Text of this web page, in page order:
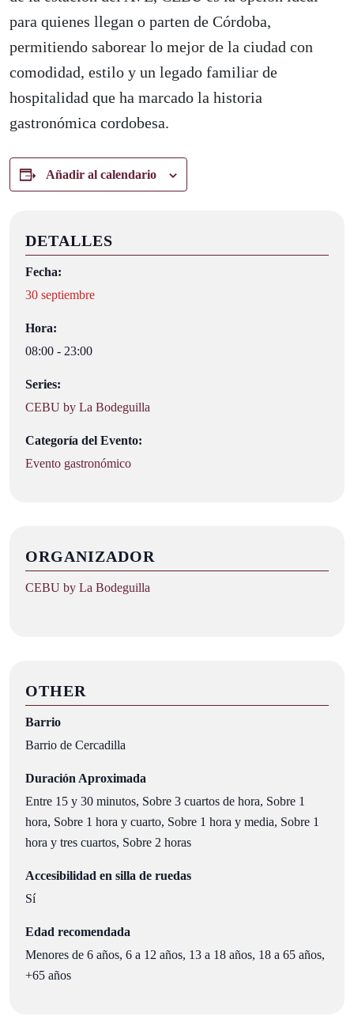
para quienes llegan o parten de Córdoba,
permitiendo saborear lo mejor de la ciudad con
comodidad, estilo y un legado familiar de
hospitalidad que ha marcado la historia
gastronómica cordobesa.
Añadir al calendario
DETALLES
Fecha:
30 septiembre
Hora:
08:00 - 23:00
Series:
CEBU by La Bodeguilla
Categoría del Evento:
Evento gastronómico
ORGANIZADOR
CEBU by La Bodeguilla
OTHER
Barrio
Barrio de Cercadilla
Duración Aproximada
Entre 15 y 30 minutos, Sobre 3 cuartos de hora, Sobre 1
hora, Sobre 1 hora y cuarto, Sobre 1 hora y media, Sobre 1
hora y tres cuartos, Sobre 2 horas
Accesibilidad en silla de ruedas
Sí
Edad recomendada
Menores de 6 años, 6 a 12 años, 13 a 18 años, 18 a 65 años,
+65 años